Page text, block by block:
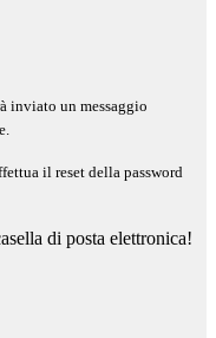
inviato un messaggio
il reset della password
di posta elettronica!